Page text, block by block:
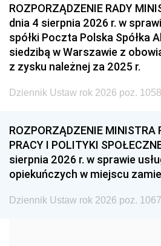
2011 2010
2008 2007
2005 2004
2002 2001
1999 1998
1993 1992
1990 1989
1987 1986
1984 1983
ROZPORZĄDZENIE RADY
dnia 4 sierpnia 2026 r. w
spółki Poczta Polska Spółka
siedzibą w Warszawie z
z zysku należnej za 2025 r.
Dziennik Ustaw rok 2026 poz. 1058
ROZPORZĄDZENIE MINISTRA
PRACY I POLITYKI
sierpnia 2026 r. w sprawie
opiekuńczych w miejscu
Dziennik Ustaw rok 2026 poz. 1067